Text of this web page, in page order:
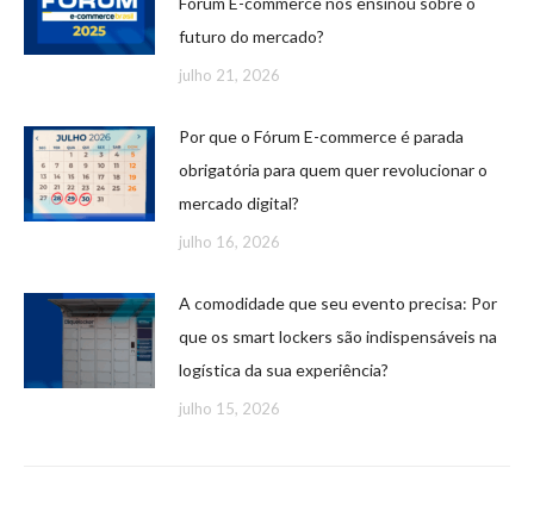
futuro do mercado?
julho 21, 2026
Por que o Fórum E-commerce é parada
obrigatória para quem quer revolucionar o
mercado digital?
julho 16, 2026
A comodidade que seu evento precisa: Por
que os smart lockers são indispensáveis na
logística da sua experiência?
julho 15, 2026